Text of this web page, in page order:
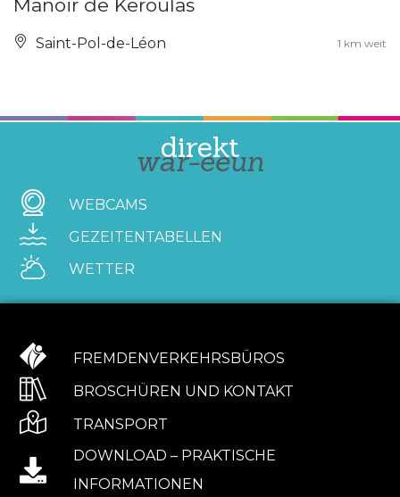
Manoir de Keroulas
Saint-Pol-de-Léon 1 km weit
direkt
war-eeun
WEBCAMS
GEZEITENTABELLEN
WETTER
FREMDENVERKEHRSBÜROS
BROSCHÜREN UND KONTAKT
TRANSPORT
DOWNLOAD – PRAKTISCHE
INFORMATIONEN